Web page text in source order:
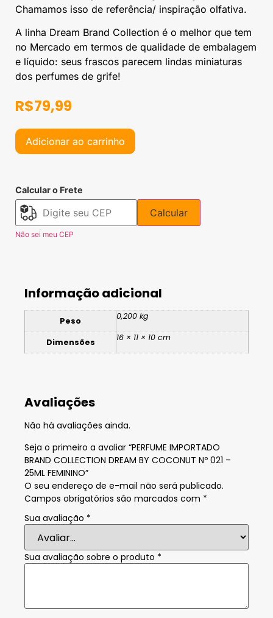
Chamamos isso de referência/ inspiração olfativa.
A linha Dream Brand Collection é o melhor que tem
no Mercado em termos de qualidade de embalagem
e líquido: seus frascos parecem lindas miniaturas
dos perfumes de grife!
R$79,99
Adicionar ao carrinho
Calcular o Frete
Calcular
Não sei meu CEP
Informação adicional
Peso 0,200 kg
Dimensões 16 × 11 × 10 cm
Avaliações
Não há avaliações ainda.
Seja o primeiro a avaliar “PERFUME IMPORTADO
BRAND COLLECTION DREAM BY COCONUT Nº 021 –
25ML FEMININO”
O seu endereço de e-mail não será publicado.
Campos obrigatórios são marcados com *
Sua avaliação *
Sua avaliação sobre o produto *